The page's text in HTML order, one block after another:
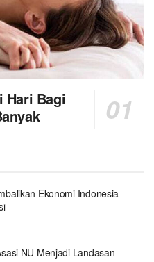
Hari Bagi
Ekonomi Indonesia
NU Menjadi Landasan